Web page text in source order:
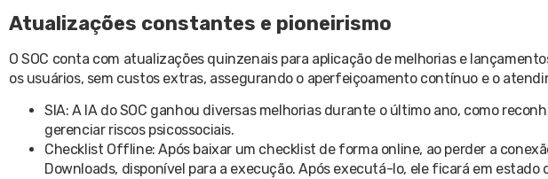
Atualizações constantes e pioneirismo
O SOC conta com atualizações quinzenais para aplicação de melhorias e
os usuários, sem custos extras, assegurando o aperfeiçoamento contínuo e o
SIA: A IA do SOC ganhou diversas melhorias durante o último ano, como
gerenciar riscos psicossociais.
Checklist Offline: Após baixar um checklist de forma online, ao perder a
Downloads, disponível para a execução. Após executá-lo, ele ficará em